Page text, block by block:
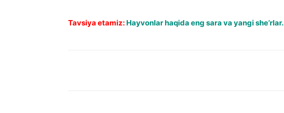
Tavsiya etamiz: Hayvonlar haqida eng sara va yangi she’rlar.